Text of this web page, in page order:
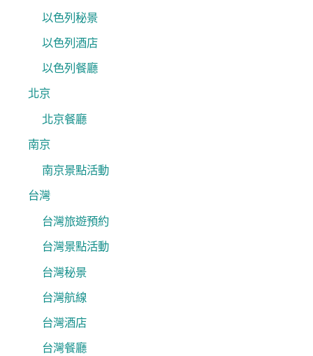
以色列秘景
以色列酒店
以色列餐廳
北京
北京餐廳
南京
南京景點活動
台灣
台灣旅遊預約
台灣景點活動
台灣秘景
台灣航線
台灣酒店
台灣餐廳